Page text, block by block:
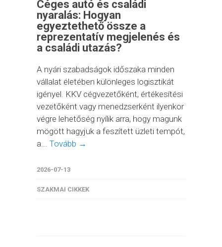
Céges autó és családi
nyaralás: Hogyan
egyeztethető össze a
reprezentatív megjelenés és
a családi utazás?
A nyári szabadságok időszaka minden
vállalat életében különleges logisztikát
igényel. KKV cégvezetőként, értékesítési
vezetőként vagy menedzserként ilyenkor
végre lehetőség nyílik arra, hogy magunk
mögött hagyjuk a feszített üzleti tempót,
a... Tovább →
2026-07-13
SZAKMAI CIKKEK